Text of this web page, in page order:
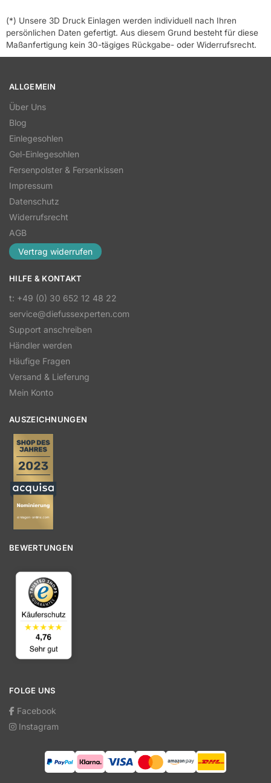
(*) Unsere 3D Druck Einlagen werden individuell nach Ihren
persönlichen Daten gefertigt. Aus diesem Grund besteht für diese
Maßanfertigung kein 30-tägiges Rückgabe- oder Widerrufsrecht.
ALLGEMEIN
Über Uns
Blog
Einlegesohlen
Gel-Einlegesohlen
Fersenpolster & Fersenkissen
Impressum
Datenschutz
Widerrufsrecht
AGB
Vertrag widerrufen
HILFE & KONTAKT
t: +49 (0) 30 652 12 48 22
service@diefussexperten.com
Support anschreiben
Händler werden
Häufige Fragen
Versand & Lieferung
Mein Konto
AUSZEICHNUNGEN
BEWERTUNGEN
FOLGE UNS
Facebook
Instagram